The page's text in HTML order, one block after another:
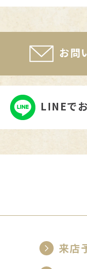
お問
LINEで
来店